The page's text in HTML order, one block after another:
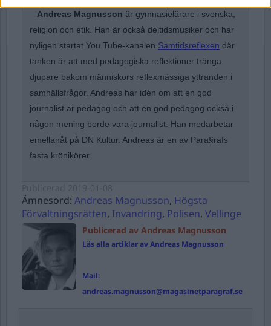
Andreas Magnusson är gymnasielärare i svenska,
religion och etik. Han är också deltidsmusiker och har
nyligen startat You Tube-kanalen Samtidsreflexen där
tanken är att med pedagogiska reflektioner tränga
djupare bakom människors reflexmässiga yttranden i
samhällsfrågor. Andreas har idén om att en god
journalist är pedagog och att en god pedagog också i
någon mening borde vara journalist. Han medarbetar
emellanåt på DN Kultur. Andreas är en av Para§rafs
fasta krönikörer.
Ämnesord: Andreas Magnusson, Högsta
Förvaltningsrätten, Invandring, Polisen, Vellinge
Publicerad av Andreas Magnusson
Läs alla artiklar av Andreas Magnusson
Mail:
andreas.magnusson@magasinetparagraf.se